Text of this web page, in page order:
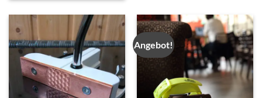
Optionen
können
auf
der
Produktseite
gewählt
werden
können
auf
der
Produktseite
gewählt
werden
Angebot!